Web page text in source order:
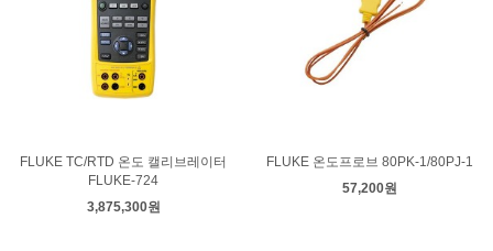
FLUKE TC/RTD 온도 캘리브레이터
FLUKE-724
3,875,300원
FLUKE 온도프로브 80PK-1/80PJ-1
57,200원